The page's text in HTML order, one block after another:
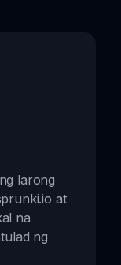
larong
at
na
ng